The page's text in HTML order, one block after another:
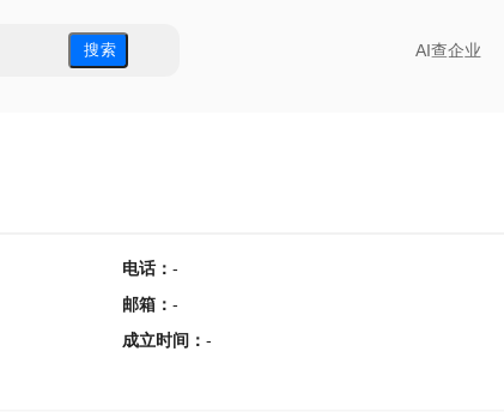
搜 索 AI查企业
电话： -
邮箱 ： -
成立时间 ： -